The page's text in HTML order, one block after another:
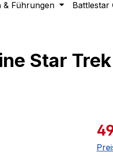
& Führungen Battlestar
Star